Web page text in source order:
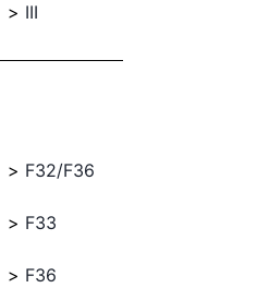
III
F32/F36
F33
F36